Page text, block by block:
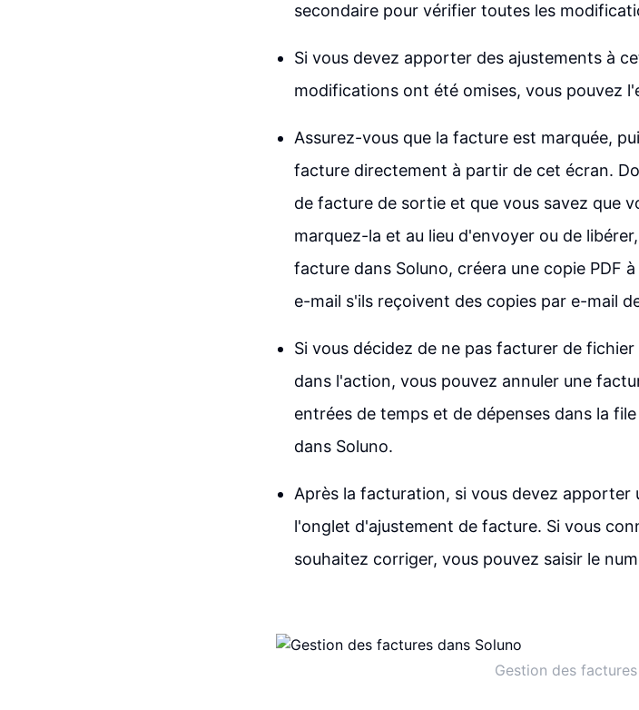
secondaire pour vérifier toutes les
Si vous devez apporter des ajustements à
modifications ont été omises, vous pouvez
Assurez-vous que la facture est marquée,
facture directement à partir de cet écran.
de facture de sortie et que vous savez que
marquez-la et au lieu d'envoyer ou de
facture dans Soluno, créera une copie PDF
e-mail s'ils reçoivent des copies par e-mail
Si vous décidez de ne pas facturer de
dans l'action, vous pouvez annuler une
entrées de temps et de dépenses dans la
dans Soluno.
Après la facturation, si vous devez apporter
l'onglet d'ajustement de facture. Si vous
souhaitez corriger, vous pouvez saisir le
Gestion des